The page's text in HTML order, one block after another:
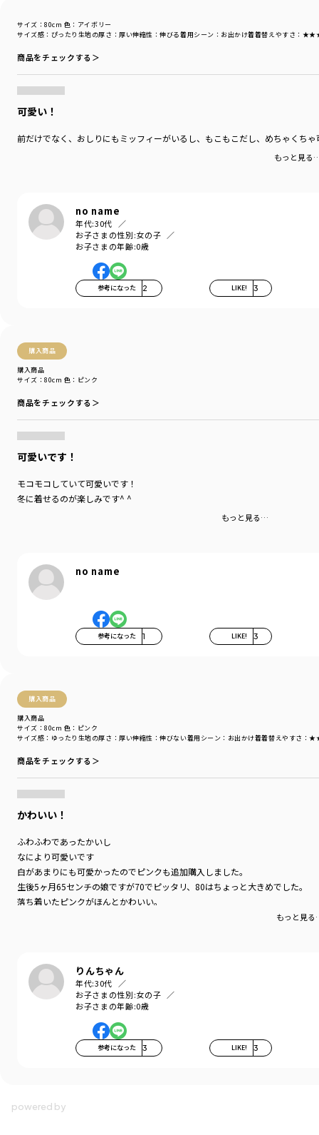
サイズ感 ：ぴったり 生地の厚さ ：厚い伸縮性 ：伸びる着用シーン ：お出かけ着着替えやすさ ：
サイズ：80cm 色：アイボリー
商品をチェックする＞
可愛い！
前だけでなく、おしりにもミッフィーがいるし、もこもこだし、めちゃくち
もっと見る
no name
年代:30代
お子さまの性別:女の子
お子さまの年齢:0歳
参考になった 2 LIKE! 3
購入商品
購入商品
サイズ：80cm 色：ピンク
商品をチェックする＞
可愛いです！
モコモコしていて可愛いです！
冬に着せるのが楽しみです^ ^
もっと見る…
no name
参考になった 1 LIKE! 3
購入商品
購入商品
サイズ感 ：ゆったり 生地の厚さ ：厚い伸縮性 ：伸びない着用シーン ：お出かけ着着替えやすさ ：
サイズ：80cm 色：ピンク
商品をチェックする＞
かわいい！
ふわふわであったかいし
なにより可愛いです
白があまりにも可愛かったのでピンクも追加購入しました。
生後5ヶ月65センチの娘ですが70でピッタリ、80はちょっと大きめでした。
落ち着いたピンクがほんとかわいい。
もっと見
りんちゃん
年代:30代
お子さまの性別:女の子
お子さまの年齢:0歳
参考になった 3 LIKE! 3
スタイリングをお楽しみ頂けます。
モデル：身長74.5cm 体重10kg
サイズ：サイズ80
シーズン
／ アウトレット
商品番号
／02-4639-338